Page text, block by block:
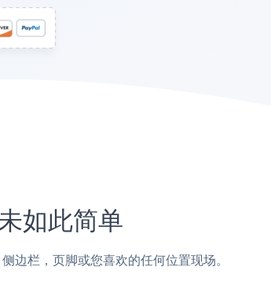
如此简单
栏，页脚或您喜欢的任何位置现场。